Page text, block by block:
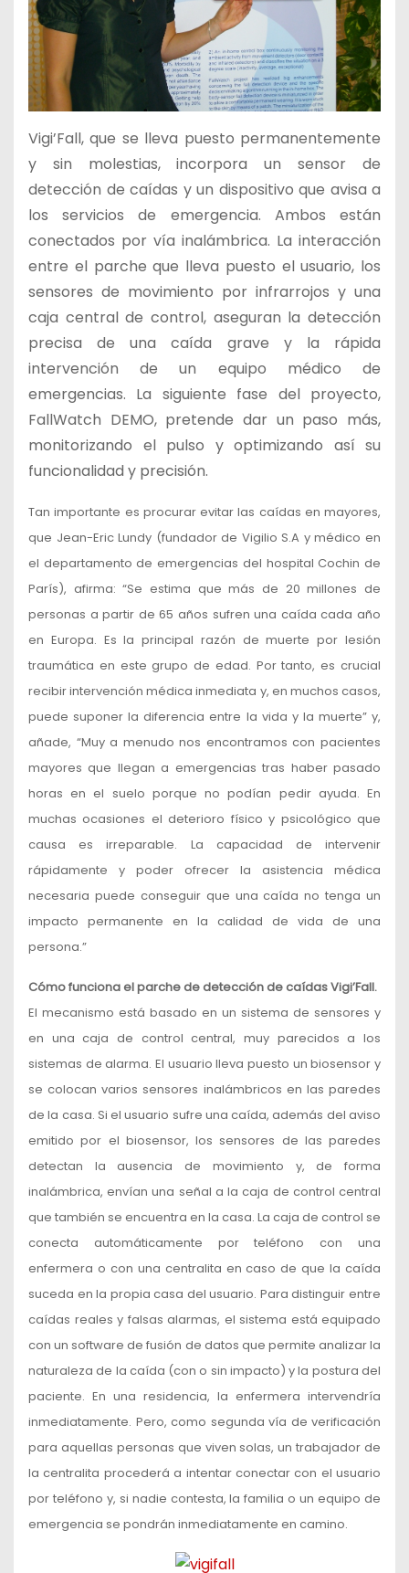
Vigi’Fall, que se lleva puesto permanentemente
y sin molestias, incorpora un sensor de
detección de caídas y un dispositivo que avisa a
los servicios de emergencia. Ambos están
conectados por vía inalámbrica. La interacción
entre el parche que lleva puesto el usuario, los
sensores de movimiento por infrarrojos y una
caja central de control, aseguran la detección
precisa de una caída grave y la rápida
intervención de un equipo médico de
emergencias. La siguiente fase del proyecto,
FallWatch DEMO, pretende dar un paso más,
monitorizando el pulso y optimizando así su
funcionalidad y precisión.
Tan importante es procurar evitar las caídas en mayores,
que Jean-Eric Lundy (fundador de Vigilio S.A y médico en
el departamento de emergencias del hospital Cochin de
París), afirma: “Se estima que más de 20 millones de
personas a partir de 65 años sufren una caída cada año
en Europa. Es la principal razón de muerte por lesión
traumática en este grupo de edad. Por tanto, es crucial
recibir intervención médica inmediata y, en muchos casos,
puede suponer la diferencia entre la vida y la muerte” y,
añade, “Muy a menudo nos encontramos con pacientes
mayores que llegan a emergencias tras haber pasado
horas en el suelo porque no podían pedir ayuda. En
muchas ocasiones el deterioro físico y psicológico que
causa es irreparable. La capacidad de intervenir
rápidamente y poder ofrecer la asistencia médica
necesaria puede conseguir que una caída no tenga un
impacto permanente en la calidad de vida de una
persona.”
Cómo funciona el parche de detección de caídas Vigi’Fall.
El mecanismo está basado en un sistema de sensores y
en una caja de control central, muy parecidos a los
sistemas de alarma. El usuario lleva puesto un biosensor y
se colocan varios sensores inalámbricos en las paredes
de la casa. Si el usuario sufre una caída, además del aviso
emitido por el biosensor, los sensores de las paredes
detectan la ausencia de movimiento y, de forma
inalámbrica, envían una señal a la caja de control central
que también se encuentra en la casa. La caja de control se
conecta automáticamente por teléfono con una
enfermera o con una centralita en caso de que la caída
suceda en la propia casa del usuario. Para distinguir entre
caídas reales y falsas alarmas, el sistema está equipado
con un software de fusión de datos que permite analizar la
naturaleza de la caída (con o sin impacto) y la postura del
paciente. En una residencia, la enfermera intervendría
inmediatamente. Pero, como segunda vía de verificación
para aquellas personas que viven solas, un trabajador de
la centralita procederá a intentar conectar con el usuario
por teléfono y, si nadie contesta, la familia o un equipo de
emergencia se pondrán inmediatamente en camino.